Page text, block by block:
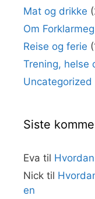
Mat og drikke
Om Forklarmeg
Reise og ferie
Trening, helse
Uncategorized
Siste
Eva til
Nick til
en